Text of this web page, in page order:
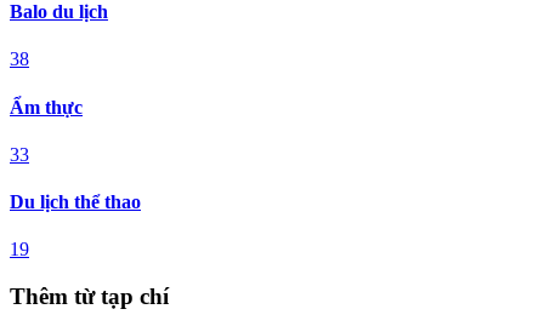
Balo du lịch
38
Ẩm thực
33
Du lịch thể thao
19
Thêm từ tạp chí